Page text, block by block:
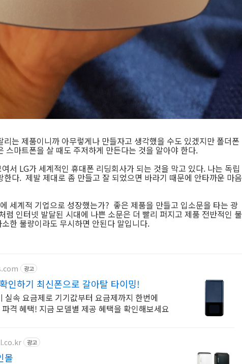
리는 제품이니까 아무렇게나 만들자고 생각했을 수도 있겠지만 폴더폰
스마트폰을 살 때도 주저하게 만든다는 것을 알아야 한다.
서 LG가 세계적인 휴대폰 리딩회사가 되는 것을 막고 있다. 나는 독립
한다. 제발 제대로 좀 만들고 잘 되었으면 바라기 때문에 안타까운 마음
세계적 기업으로 성장했는가? 좋은 제품을 만들고 입소문을 타는 광
럼 인터넷 발달된 시대에 나쁜 소문은 더 빨리 퍼지고 제품 전반적인 불
한 불량이라도 무시하면 안된다 말입니다.
광고
인하기 최신폰으로 갈아탈 타이밍!
실속 요금제로 기기값부터 요금제까지 한번에
격 혜택! 지금 모델별 제공 혜택을 확인해보세요
광고
몰